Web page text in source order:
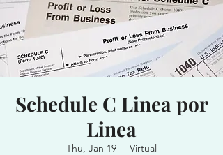
Schedule C Linea por
Linea
Thu, Jan 19
  |
Virtual